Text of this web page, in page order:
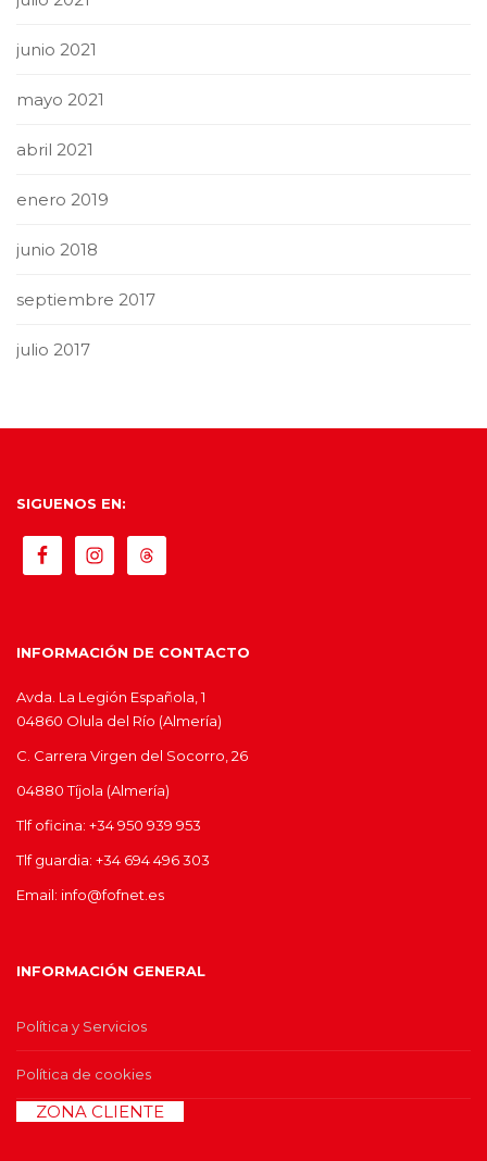
junio 2021
mayo 2021
abril 2021
enero 2019
junio 2018
septiembre 2017
julio 2017
SIGUENOS EN:
INFORMACIÓN DE CONTACTO
Avda. La Legión Española, 1
04860 Olula del Río (Almería)
C. Carrera Virgen del Socorro, 26
04880 Tíjola (Almería)
Tlf oficina: +34 950 939 953
Tlf guardia: +34 694 496 303
Email: info@fofnet.es
INFORMACIÓN GENERAL
Política y Servicios
Política de cookies
ZONA CLIENTE